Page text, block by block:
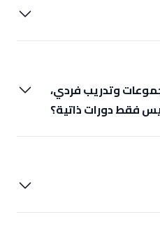
وتدريب فردي،
فقط دورات ذاتية؟